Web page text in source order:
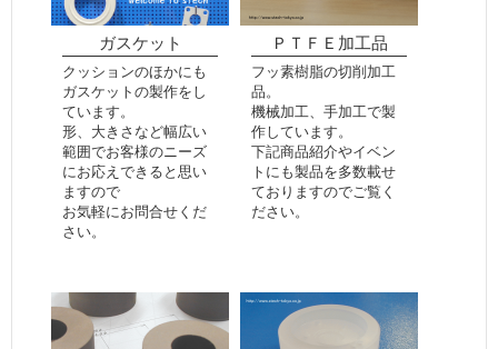
ガスケット
クッションのほかにも
ガスケットの製作をし
ています。
形、大きさなど幅広い
範囲でお客様のニーズ
にお応えできると思い
ますので
お気軽にお問合せくだ
さい。
ＰＴＦＥ加工品
フッ素樹脂の切削加工
品。
機械加工、手加工で製
作しています。
下記商品紹介やイベン
トにも製品を多数載せ
ておりますのでご覧く
ださい。